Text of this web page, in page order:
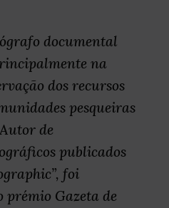
documental
na
dos recursos
pesqueiras
de
publicados
foi
prémio Gazeta de